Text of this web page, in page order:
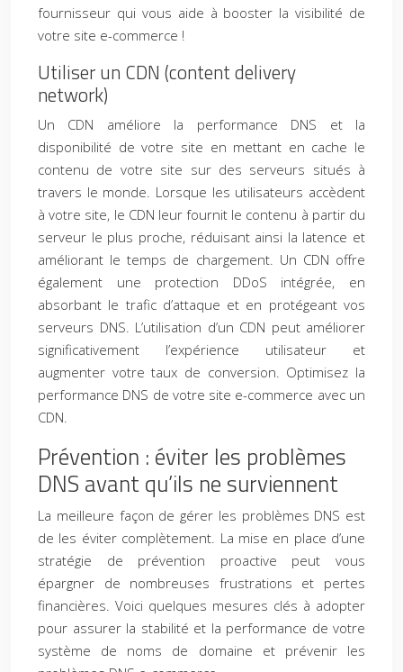
fournisseur qui vous aide à booster la visibilité de
votre site e-commerce !
Utiliser un CDN (content delivery
network)
Un CDN améliore la performance DNS et la
disponibilité de votre site en mettant en cache le
contenu de votre site sur des serveurs situés à
travers le monde. Lorsque les utilisateurs accèdent
à votre site, le CDN leur fournit le contenu à partir du
serveur le plus proche, réduisant ainsi la latence et
améliorant le temps de chargement. Un CDN offre
également une protection DDoS intégrée, en
absorbant le trafic d’attaque et en protégeant vos
serveurs DNS. L’utilisation d’un CDN peut améliorer
significativement l’expérience utilisateur et
augmenter votre taux de conversion. Optimisez la
performance DNS de votre site e-commerce avec un
CDN.
Prévention : éviter les problèmes
DNS avant qu’ils ne surviennent
La meilleure façon de gérer les problèmes DNS est
de les éviter complètement. La mise en place d’une
stratégie de prévention proactive peut vous
épargner de nombreuses frustrations et pertes
financières. Voici quelques mesures clés à adopter
pour assurer la stabilité et la performance de votre
système de noms de domaine et prévenir les